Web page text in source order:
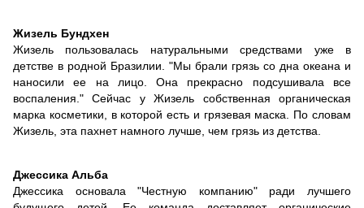
Жизель Бундхен
Жизель пользовалась натуральными средствами уже в
детстве в родной Бразилии. "Мы брали грязь со дна океана и
наносили ее на лицо. Она прекрасно подсушивала все
воспаления." Сейчас у Жизель собственная органическая
марка косметики, в которой есть и грязевая маска. По словам
Жизель, эта пахнет намного лучше, чем грязь из детства.
Джессика Альба
Джессика основала "Честную компанию" ради лучшего